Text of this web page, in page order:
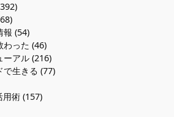
報 (54)
わった (46)
ーアル(216)
で生きる (77)
用術(157)